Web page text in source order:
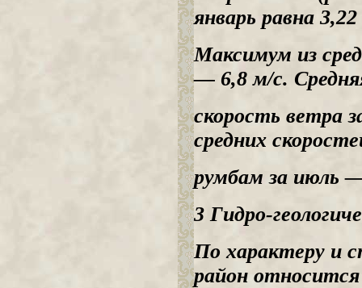
январь равна
Максимум из
— 6,8 м/с.
скорость ветра
средних
румбам за июль
3 Гидро-
По характеру и
район